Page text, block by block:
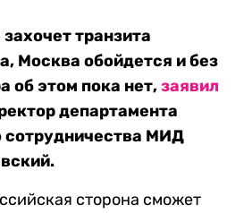
транзита
Москва обойдется и без
об этом пока нет,заявил
департамента
сотрудничества МИД
сторона сможет